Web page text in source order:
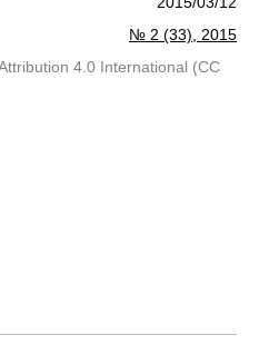
№ 2 (33), 2015
4.0 International (CC